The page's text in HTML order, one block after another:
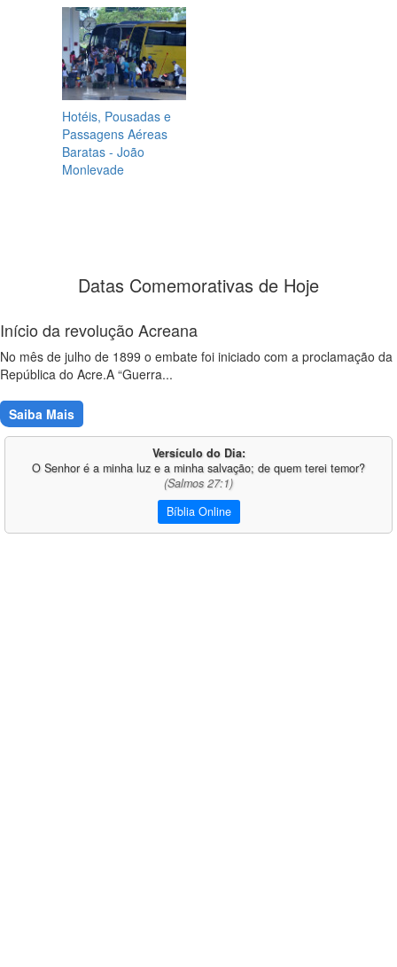
Hotéis, Pousadas e
Passagens Aéreas
Baratas - João
Monlevade
Datas Comemorativas de Hoje
Início da revolução Acreana
No mês de julho de 1899 o embate foi iniciado com a proclamação da
República do Acre.A “Guerra...
Saiba Mais
Versículo do Dia:
O Senhor é a minha luz e a minha salvação; de quem terei temor?
(Salmos 27:1)
Bíblia Online